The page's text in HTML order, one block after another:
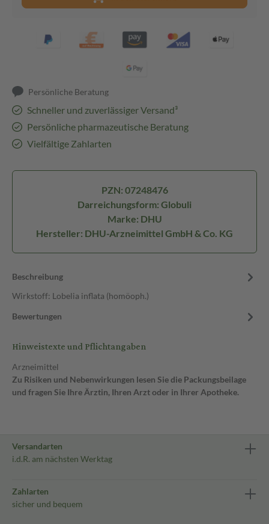
Persönliche Beratung
Schneller und zuverlässiger Versand³
Persönliche pharmazeutische Beratung
Vielfältige Zahlarten
PZN: 07248476
Darreichungsform: Globuli
Marke: DHU
Hersteller: DHU-Arzneimittel GmbH & Co. KG
Beschreibung
Wirkstoff: Lobelia inflata (homöoph.)
Bewertungen
Hinweistexte und Pflichtangaben
Arzneimittel
Zu Risiken und Nebenwirkungen lesen Sie die Packungsbeilage
und fragen Sie Ihre Ärztin, Ihren Arzt oder in Ihrer Apotheke.
Versandarten
i.d.R. am nächsten Werktag
Zahlarten
sicher und bequem